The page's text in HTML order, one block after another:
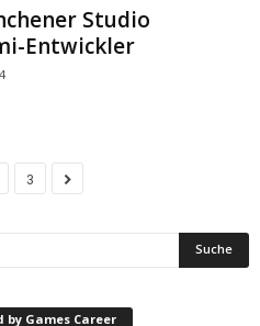
Studio
Entwickler
3
by Games Career